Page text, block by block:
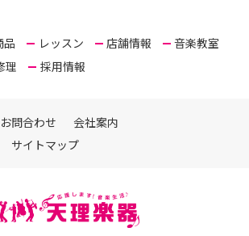
品 レッスン 店舗情報
音楽教室
理 採用情報
お問合わせ
会社案内
サイトマップ